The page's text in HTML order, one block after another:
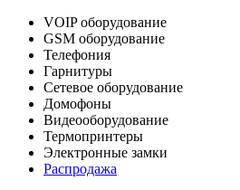
VOIP оборудование
GSM оборудование
Телефония
Гарнитуры
Сетевое оборудование
Домофоны
Видеооборудование
Термопринтеры
Электронные замки
Распродажа